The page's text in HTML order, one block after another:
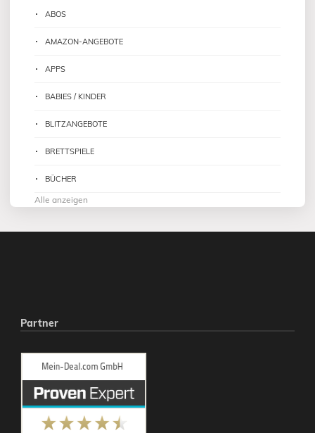
ABOS
AMAZON-ANGEBOTE
APPS
BABIES / KINDER
BLITZANGEBOTE
BRETTSPIELE
BÜCHER
Alle anzeigen
Partner